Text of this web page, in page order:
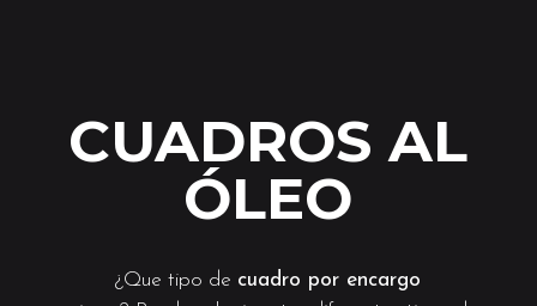
CUADROS AL
ÓLEO
¿Que tipo de cuadro por encargo